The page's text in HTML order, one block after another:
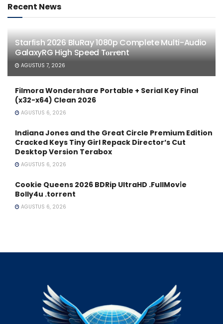
Recent News
Starfish 2026 BluRay 1080p Complete Multi-Audio
GalaxyRG High Speed T𝐨𝐫𝐫ent
AGUSTUS 7, 2026
Filmora Wondershare Portable + Serial Key Final
(x32-x64) Clean 2026
AGUSTUS 6, 2026
Indiana Jones and the Great Circle Premium Edition
Cracked Keys Tiny Girl Repack Director’s Cut
Desktop Version Terabox
AGUSTUS 6, 2026
Cookie Queens 2026 BDRip UltraHD .FullMov𝗂e
Bolly4u .torrent
AGUSTUS 6, 2026